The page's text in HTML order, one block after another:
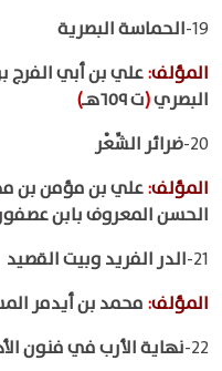
19- الحماسة البصرية
المؤلف:علي بن أبي الفرج
البصري(ت ٦٥٩هـ
)
20- ضرائر الشِّعْر
المؤلف:علي بن مؤمن بن
الحسن المعروف بابن
21- الدر الفريد وبيت القصيد
المؤلف: محمد بن أيدمر
22- نهاية الأرب في فنون